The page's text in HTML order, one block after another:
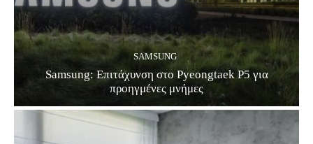
SAMSUNG
Samsung: Επιτάχυνση στο Pyeongtaek P5 για
προηγμένες μνήμες